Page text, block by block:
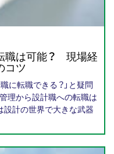
職は可能？ 現場経
コツ
に転職できる？」と疑問
理から設計職への転職は
設計の世界で大きな武器